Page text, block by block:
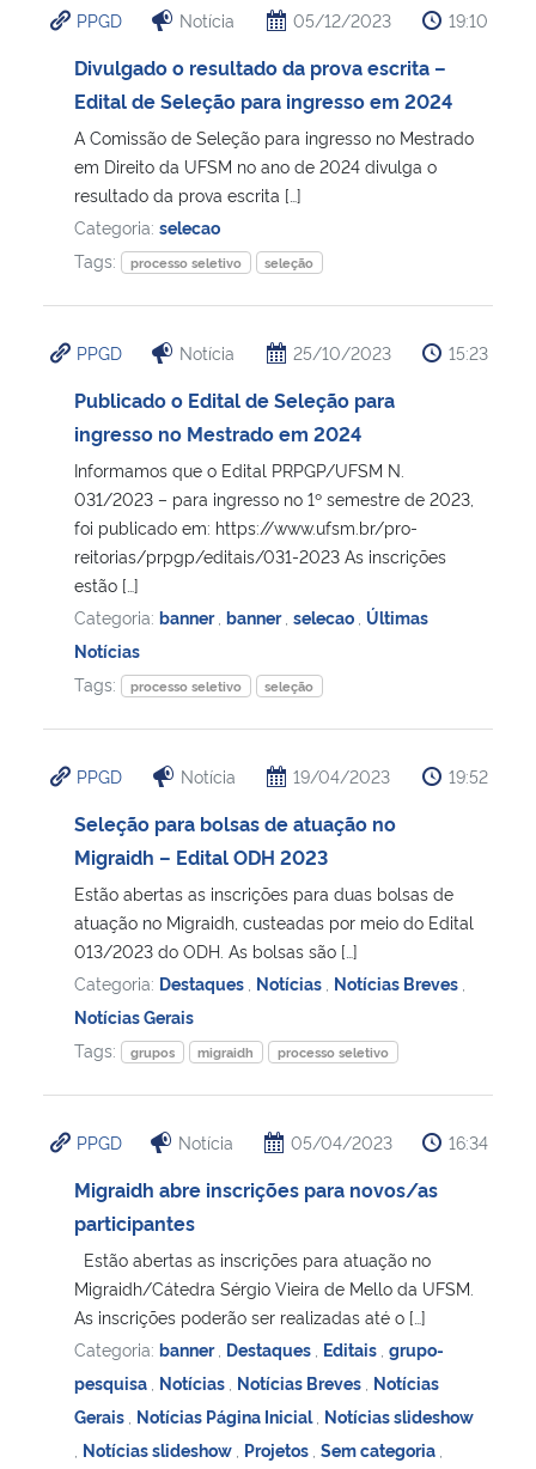
Ministério da Cidadania
Ministério da Saúde
Ministério de Minas e Energia
Ministério da Ciência, Tecnologia, Inovações e Comunicações
Ministério do Meio Ambiente
Ministério do Desenvolvimento Regional
Controladoria-Geral da União
Ministério da Mulher, da Família e dos Direitos Humanos
Secretaria-Geral
Secretaria de Governo
Advocacia-Geral da União
PPGD Notícia 05/12/2023 19:10
Divulgado o resultado da prova escrita –
Edital de Seleção para ingresso em 2024
A Comissão de Seleção para ingresso no Mestrado
em Direito da UFSM no ano de 2024 divulga o
resultado da prova escrita […]
Categoria: selecao
Tags:
processo seletivo seleção
PPGD Notícia 25/10/2023 15:23
Publicado o Edital de Seleção para
ingresso no Mestrado em 2024
Informamos que o Edital PRPGP/UFSM N.
031/2023 – para ingresso no 1º semestre de 2023,
foi publicado em: https://www.ufsm.br/pro-
reitorias/prpgp/editais/031-2023 As inscrições
estão […]
Categoria: banner banner selecao Últimas
Notícias
Tags:
processo seletivo seleção
PPGD Notícia 19/04/2023 19:52
Seleção para bolsas de atuação no
Migraidh – Edital ODH 2023
Estão abertas as inscrições para duas bolsas de
atuação no Migraidh, custeadas por meio do Edital
013/2023 do ODH. As bolsas são […]
Categoria: Destaques Notícias Notícias Breves
Notícias Gerais
Tags:
grupos migraidh processo seletivo
PPGD Notícia 05/04/2023 16:34
Migraidh abre inscrições para novos/as
participantes
Estão abertas as inscrições para atuação no
Migraidh/Cátedra Sérgio Vieira de Mello da UFSM.
As inscrições poderão ser realizadas até o […]
Categoria: banner Destaques Editais grupo-
pesquisa Notícias Notícias Breves Notícias
Gerais Notícias Página Inicial
Notícias slideshow
Notícias slideshow Projetos Sem categoria